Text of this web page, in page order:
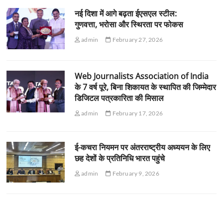
नई दिशा में आगे बढ़ता ईएसएल स्टील:
गुणवत्ता, भरोसा और स्थिरता पर फोकस
admin February 27, 2026
Web Journalists Association of India
के 7 वर्ष पूरे, बिना शिकायत के स्थापित की जिम्मेदार
डिजिटल पत्रकारिता की मिसाल
admin February 17, 2026
ई-कचरा नियमन पर अंतरराष्ट्रीय अध्ययन के लिए
छह देशों के प्रतिनिधि भारत पहुंचे
admin February 9, 2026